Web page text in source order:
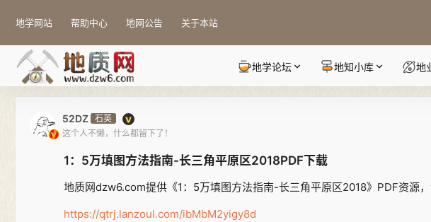
地学网站 帮助中心 地网公告 关于本站
地学论坛 地知小库 地
52DZ 石英
这个人不懒，什么都留下了！
1：5万填图方法指南-长三角平原区2018PDF下载
地质网dzw6.com提供《1：5万填图方法指南-长三角平原区2018》PDF资源
https://qtrj.lanzoul.com/ibMbM2yigy8d